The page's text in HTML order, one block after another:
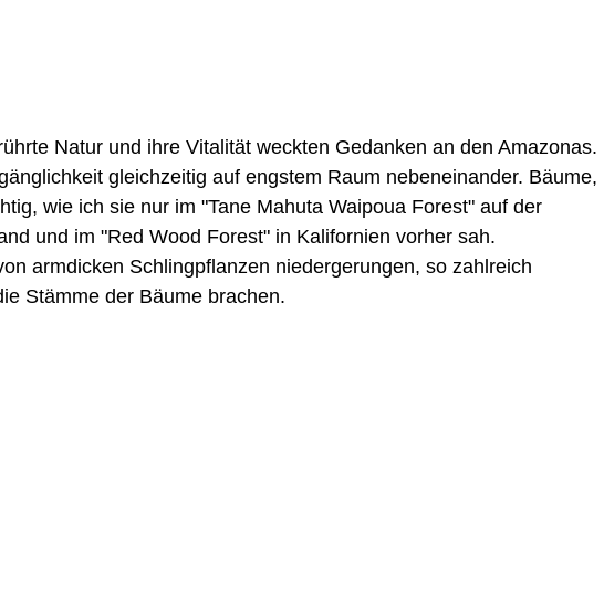
Natur und ihre Vitalität weckten Gedanken an den Amazonas.
gleichzeitig auf engstem Raum nebeneinander. Bäume,
wie ich sie nur im "Tane Mahuta Waipoua Forest" auf der
und im "Red Wood Forest" in Kalifornien vorher sah.
armdicken Schlingpflanzen niedergerungen, so zahlreich
Stämme der Bäume brachen.